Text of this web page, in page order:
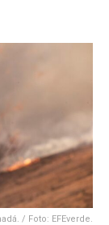
/ Foto: EFEverde.